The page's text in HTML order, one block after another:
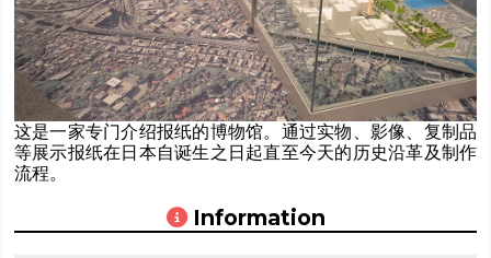
这是一家专门介绍报纸的博物馆。通过实物、影像、复制品
等展示报纸在日本自诞生之日起直至今天的历史沿革及制作
流程。
Information